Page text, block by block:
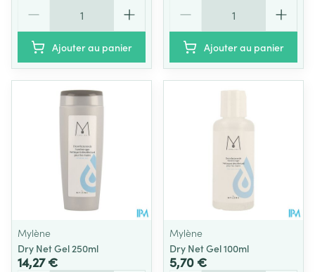
Ajouter au panier Ajouter au panier
Mylène
Dry Net Gel 250ml
14,27 €
Mylène
Dry Net Gel 100ml
5,70 €